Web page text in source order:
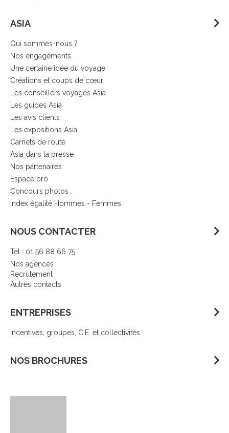
ASIA
Qui sommes-nous ?
Nos engagements
Une certaine idée du voyage
Créations et coups de cœur
Les conseillers voyages Asia
Les guides Asia
Les avis clients
Les expositions Asia
Carnets de route
Asia dans la presse
Nos partenaires
Espace pro
Concours photos
Index égalité Hommes - Femmes
NOUS CONTACTER
Tel : 01 56 88 66 75
Nos agences
Recrutement
Autres contacts
ENTREPRISES
Incentives, groupes, C.E. et collectivités
NOS BROCHURES